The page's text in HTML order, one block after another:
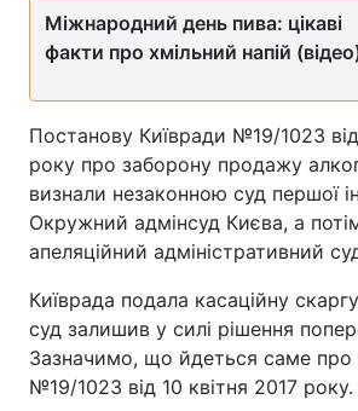
Міжнародний день пива: цікаві
факти про хмільний напій
Постанову Київради №19/1023
року про заборону продажу
визнали незаконною суд першої
Окружний адмінсуд Києва, а
апеляційний адміністративний
Київрада подала касаційну
суд залишив у силі рішення
Зазначимо, що йдеться саме про
№19/1023 від 10 квітня 2017 року.